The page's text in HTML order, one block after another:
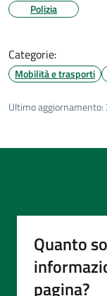
Polizia
Categorie:
Mobilità e trasporti
Ultimo aggiornamento:
Quanto
pagina?